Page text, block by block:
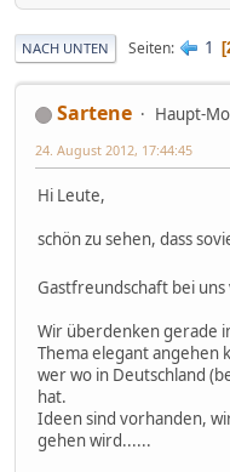
NACH UNTEN Seiten 1
Sartene
Haupt-
24. August 2012, 17:44:45
Hi Leute,
schön zu sehen, dass
Gastfreundschaft bei
Wir überdenken gerade
Thema elegant angehen
wer wo in Deutschland
hat.
Ideen sind vorhanden,
gehen wird......